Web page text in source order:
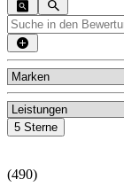
5 Sterne
(490)